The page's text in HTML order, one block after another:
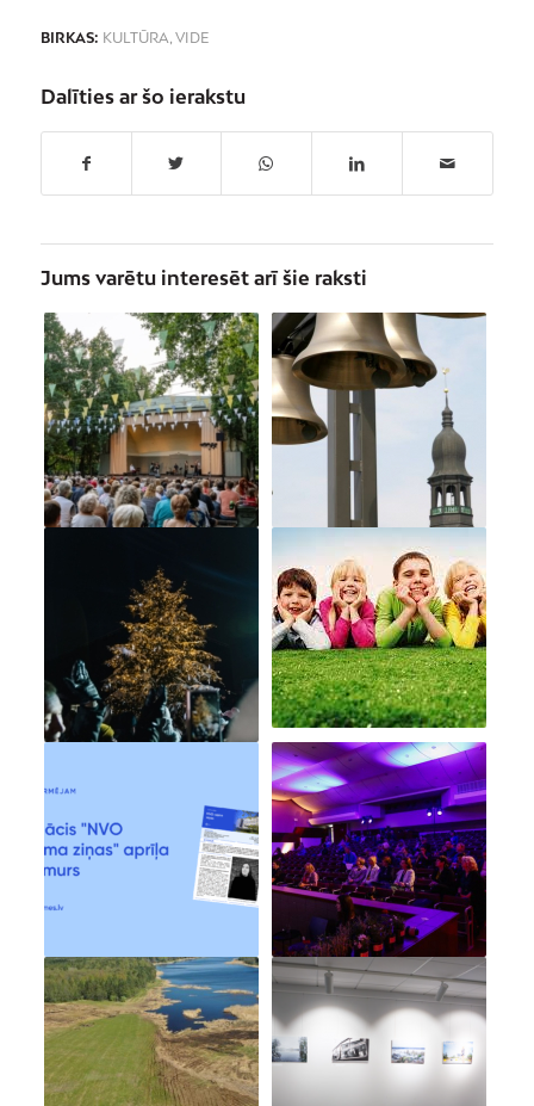
BIRKAS: KULTŪRA, VIDE
Dalīties ar šo ierakstu
Jums varētu interesēt arī šie raksti